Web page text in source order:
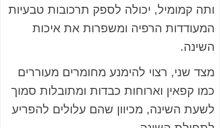
ותה קמומיל, יכולה לספק תרכובות טבעיות
המעודדות הרפיה ומשפרות את איכות
השינה.
מצד שני, רצוי להימנע מחומרים מעוררים
כמו קפאין וארוחות כבדות ומתובלות סמוך
לשעת השינה, מכיוון שהם עלולים להפריע